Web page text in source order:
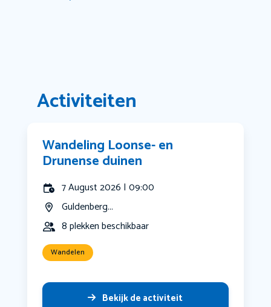
Activiteiten
Wandeling Loonse- en
Drunense duinen
7 August 2026 | 09:00
Guldenberg...
8 plekken beschikbaar
Wandelen
Bekijk de activiteit